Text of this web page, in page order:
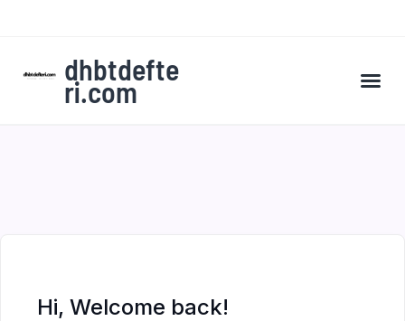
dhbtdefte
ri.com
Hi, Welcome back!